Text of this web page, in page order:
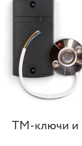
ТМ-ключи и